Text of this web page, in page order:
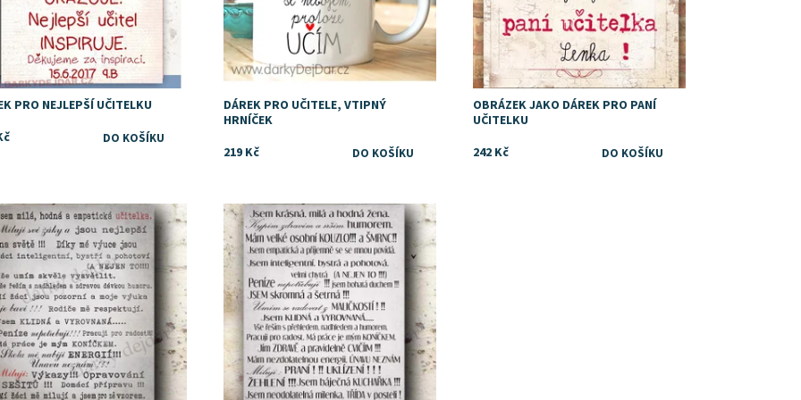
PRO NEJLEPŠÍ UČITELKU
DÁREK PRO UČITELE, VTIPNÝ
HRNÍČEK
219 Kč
OBRÁZEK JAKO DÁREK PRO PANÍ
UČITELKU
242 Kč
Skladem Dostupnost: Skladem